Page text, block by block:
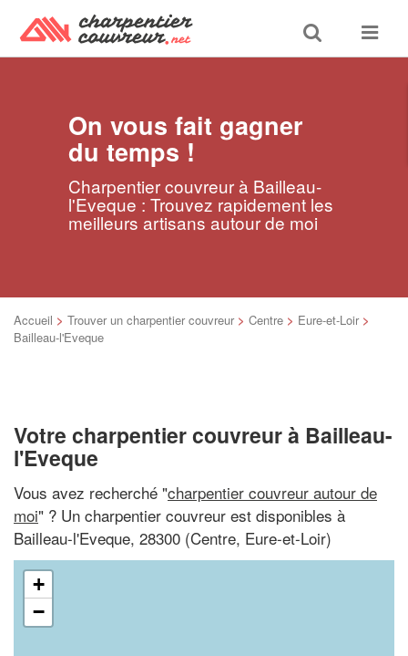
Toggle
search
Toggle
On vous fait gagner
du temps !
Charpentier couvreur à Bailleau-
l'Eveque : Trouvez rapidement les
meilleurs artisans autour de moi
Accueil > Trouver un charpentier couvreur > Centre > Eure-et-Loir >
Bailleau-l'Eveque
Votre charpentier couvreur à Bailleau-
l'Eveque
Vous avez recherché "charpentier couvreur autour de
moi" ? Un charpentier couvreur est disponibles à
Bailleau-l'Eveque, 28300 (Centre, Eure-et-Loir)
+
−